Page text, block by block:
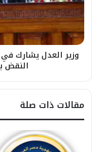
وزير العدل يشارك في
النقض
مقالات ذات صلة